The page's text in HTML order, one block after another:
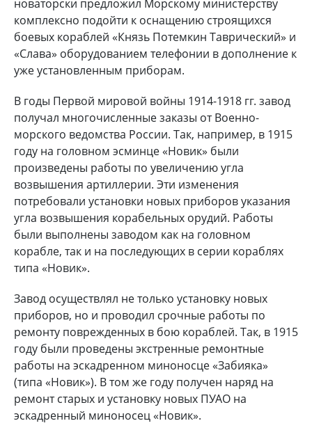
новаторски предложил Морскому министерству
комплексно подойти к оснащению строящихся
боевых кораблей «Князь Потемкин Таврический» и
«Слава» оборудованием телефонии в дополнение к
уже установленным приборам.
В годы Первой мировой войны 1914-1918 гг. завод
получал многочисленные заказы от Военно-
морского ведомства России. Так, например, в 1915
году на головном эсминце «Новик» были
произведены работы по увеличению угла
возвышения артиллерии. Эти изменения
потребовали установки новых приборов указания
угла возвышения корабельных орудий. Работы
были выполнены заводом как на головном
корабле, так и на последующих в серии кораблях
типа «Новик».
Завод осуществлял не только установку новых
приборов, но и проводил срочные работы по
ремонту поврежденных в бою кораблей. Так, в 1915
году были проведены экстренные ремонтные
работы на эскадренном миноносце «Забияка»
(типа «Новик»). В том же году получен наряд на
ремонт старых и установку новых ПУАО на
эскадренный миноносец «Новик».